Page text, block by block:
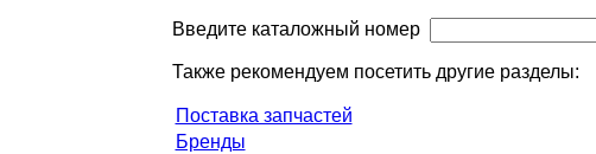
Введите каталожный номер
Также рекомендуем посетить другие разделы:
Поставка запчастей
Бренды